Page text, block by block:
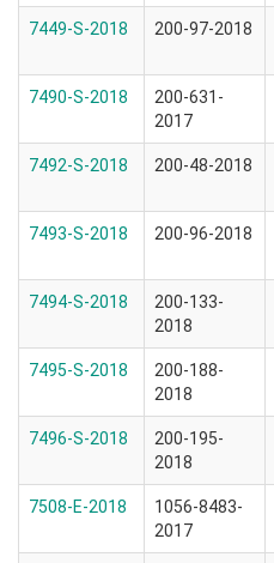
7449-S-2018 200-97-2018
7490-S-2018
200-631-
2017
7492-S-2018 200-48-2018
7493-S-2018 200-96-2018
7494-S-2018
200-133-
2018
7495-S-2018
200-188-
2018
7496-S-2018
200-195-
2018
7508-E-2018
1056-8483-
2017